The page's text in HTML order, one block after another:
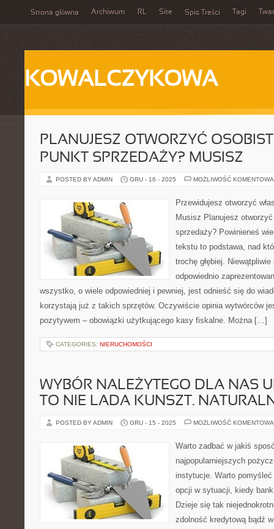
Strona główna Archiwum RL Site Spis Treści Tagi
KOWALCZYKOWA
PLANUJESZ OTWORZYĆ
PUNKT SPRZEDAŻY? MUSISZ
POSTED BY ADMIN GRU - 16 - 2025 MOŻLIWOŚĆ
Przewidujesz otworzyć
Musisz Planujesz otworzyć
sprzedaży? Powinieneś
tekstu to podstawa, nad
trochę głębiej.
odpowiednio
wszystko, o wiele odpowiedniej i pewniej, jest odnieść się do
korzystają już z takich sprzętów. Oczywiście opinia wytwórców
pozytywem – obowiązki użytkującego kasy fiskalne. Można […]
CATEGORIES: NIERUCHOMOŚCI
WYBÓR NALEŻYTEGO DLA NAS
TO NIE LADA KUNSZT.
POSTED BY ADMIN GRU - 15 - 2025 MOŻLIWOŚĆ
Warto zadbać w jakiś
najpopularniejszych
instytucje. Warto
opcji w sytuacji, kiedy
Dzieje się tak
zdolność kredytową bądź